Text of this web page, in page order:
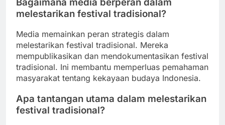
melestarikan festival tradisional?
Media memainkan peran strategis dalam
melestarikan festival tradisional. Mereka
mempublikasikan dan mendokumentasikan festival
tradisional. Ini membantu memperluas pemahaman
masyarakat tentang kekayaan budaya Indonesia.
Apa tantangan utama dalam melestarikan
festival tradisional?